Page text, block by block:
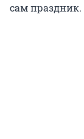
сам праздник.